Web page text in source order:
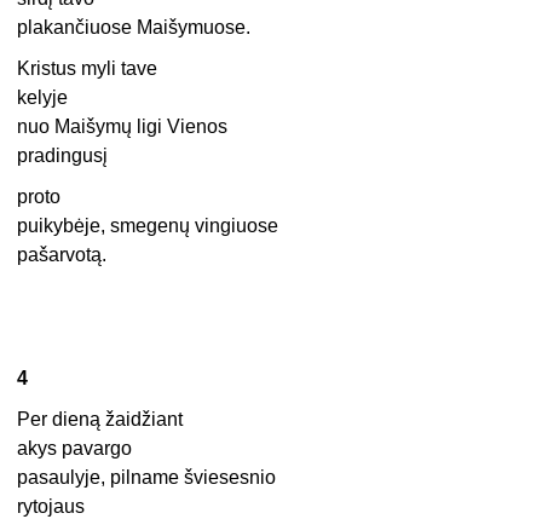
plakančiuose Maišymuose.
Kristus myli tave
kelyje
nuo Maišymų ligi Vienos
pradingusį
proto
puikybėje, smegenų vingiuose
pašarvotą.
4
Per dieną žaidžiant
akys pavargo
pasaulyje, pilname šviesesnio
rytojaus